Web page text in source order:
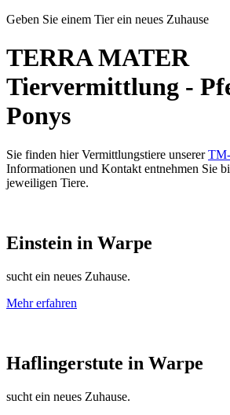
Geben Sie einem Tier ein neues Zuhause
TERRA MATER
Tiervermittlung -
Ponys
Sie finden hier Vermittlungstiere unserer
Informationen und Kontakt entnehmen Sie
jeweiligen Tiere.
Einstein in Warpe
sucht ein neues Zuhause.
Mehr erfahren
Haflingerstute in Warpe
sucht ein neues Zuhause.